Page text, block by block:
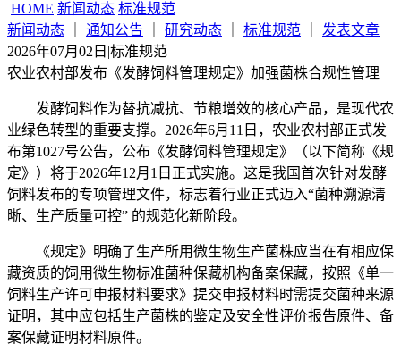
HOME 新闻动态 标准规范
新闻动态
通知公告 研究动态 标准规范
发表文章
2026年07月02日 |标准规范
农业农村部发布《发酵饲料管理规定》加强菌株合规性管理
发酵饲料作为替抗减抗、节粮增效的核心产品，是现代农
业绿色转型的重要支撑。2026年6月11日，农业农村部正式发
布第1027号公告，公布《发酵饲料管理规定》（以下简称《规
定》）将于2026年12月1日正式实施。这是我国首次针对发酵
饲料发布的专项管理文件，标志着行业正式迈入“菌种溯源清
晰、生产质量可控” 的规范化新阶段。
《规定》明确了生产所用微生物生产菌株应当在有相应保
藏资质的饲用微生物标准菌种保藏机构备案保藏，按照《单一
饲料生产许可申报材料要求》提交申报材料时需提交菌种来源
证明，其中应包括生产菌株的鉴定及安全性评价报告原件、备
案保藏证明材料原件。